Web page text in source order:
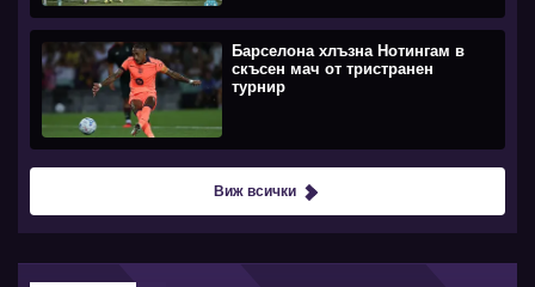
Барселона хлъзна Нотингам в
скъсен мач от тристранен
турнир
Виж всички